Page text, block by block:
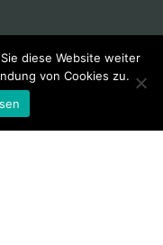
diese Website weiter
von Cookies zu.